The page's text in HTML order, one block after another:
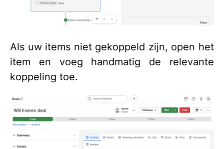
Als uw items niet gekoppeld zijn, open het
item en voeg handmatig de relevante
koppeling toe.